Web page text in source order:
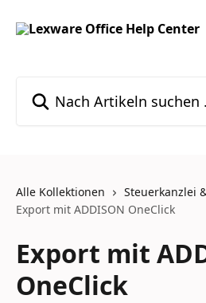
Alle Kollektionen Steuerkanzlei
Export mit ADDISON OneClick
Export mit
OneClick